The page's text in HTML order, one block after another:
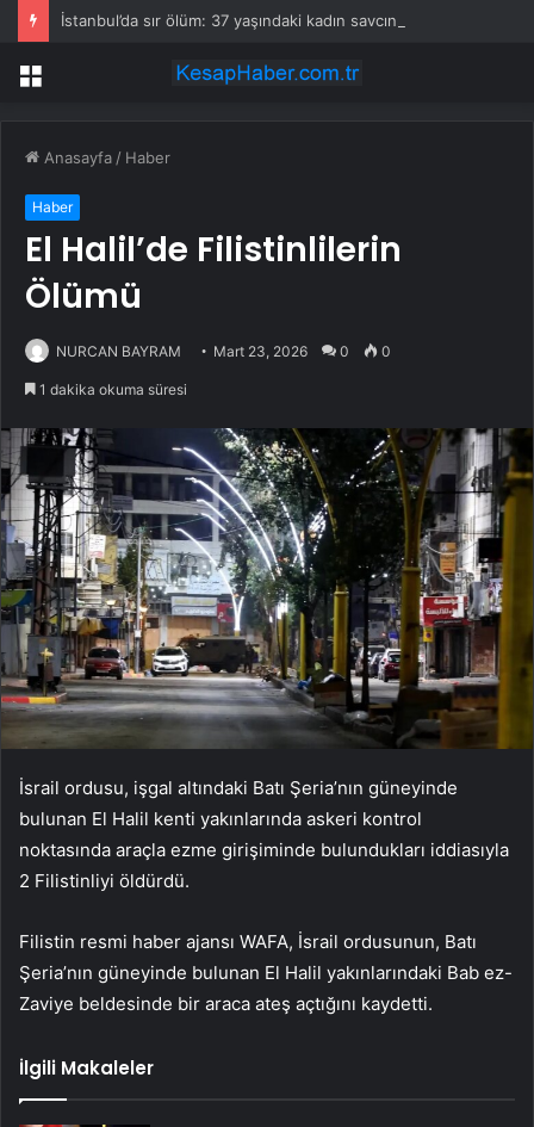
Menü
Anasayfa / Haber
Haber
El Halil’de Filistinlilerin
Ölümü
NURCAN BAYRAM Mart 23, 2026 0 0
1 dakika okuma süresi
İsrail ordusu, işgal altındaki Batı Şeria’nın güneyinde
bulunan El Halil kenti yakınlarında askeri kontrol
noktasında araçla ezme girişiminde bulundukları iddiasıyla
2 Filistinliyi öldürdü.
Filistin resmi haber ajansı WAFA, İsrail ordusunun, Batı
Şeria’nın güneyinde bulunan El Halil yakınlarındaki Bab ez-
Zaviye beldesinde bir araca ateş açtığını kaydetti.
İlgili Makaleler